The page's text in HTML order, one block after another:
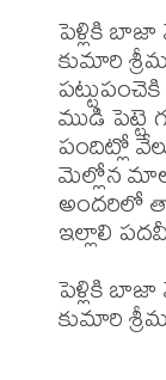
పెళ్లికి
కుమారి
ముడి పెట్టె
పందిట్లో
మెల్లోన
అందరిలో
ఇల్లాలి
పెళ్లికి
కుమారి